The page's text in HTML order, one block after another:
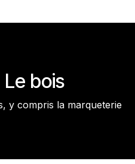
Le bois
y compris la marqueterie